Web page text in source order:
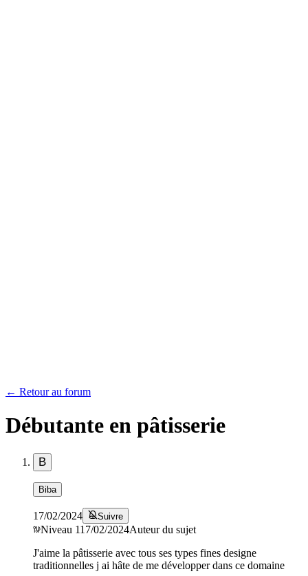
← Retour au forum
Débutante en pâtisserie
B
Biba
17/02/2024 Suivre
Niveau 117/02/2024Auteur du sujet
J'aime la pâtisserie avec tous ses types fines designe
traditionnelles j ai hâte de me développer dans ce domaine